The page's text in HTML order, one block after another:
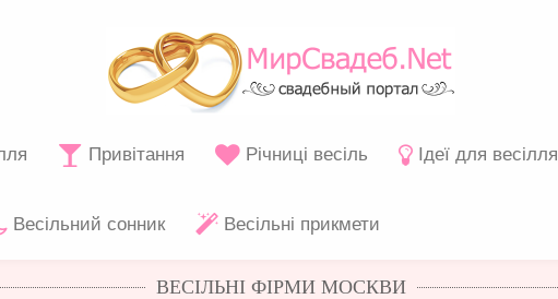
Привітання Річниці весіль Ідеї для весілля
Весільний сонник Весільні прикмети
ВЕСІЛЬНІ ФІРМИ МОСКВИ